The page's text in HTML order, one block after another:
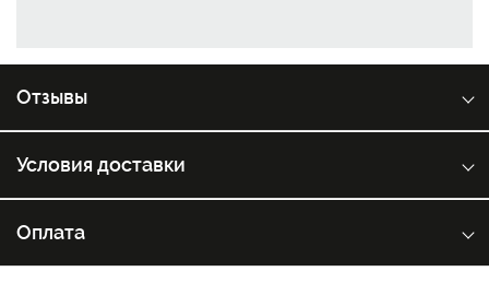
Отзывы
Условия доставки
Оплата